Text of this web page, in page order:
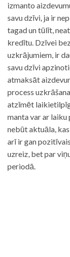
izmanto
savu dzīvi, ja ir
tagad un tūlīt,
kredītu. Dzīvei
uzkrājumiem, ir
savu dzīvi
atmaksāt
process
atzīmēt
manta var ar
nebūt aktuāla,
arī ir gan
uzreiz, bet par
periodā.